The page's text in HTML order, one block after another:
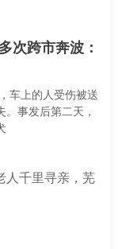
次跨市奔波：
车上的人受伤被送
事发后第二天，